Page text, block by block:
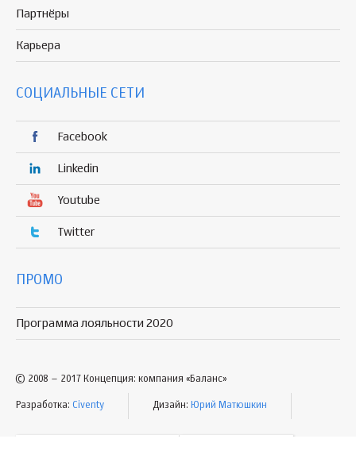
Партнёры
Карьера
СОЦИАЛЬНЫЕ СЕТИ
Facebook
Linkedin
Youtube
Twitter
ПРОМО
Программа лояльности 2020
© 2008 – 2017 Концепция: компания «Баланс»
Разработка: Civenty Дизайн: Юрий Матюшкин